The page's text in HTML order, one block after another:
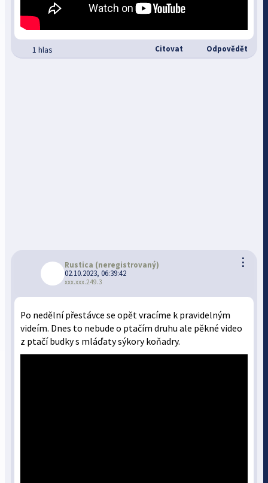
1 hlas Citovat Odpovědět
⋮
Rustica (neregistrovaný)
02.10.2023, 06:39:42
xxx.xxx.249.3
Po nedělní přestávce se opět vracíme k pravidelným
videím. Dnes to nebude o ptačím druhu ale pěkné video
z ptačí budky s mláďaty sýkory koňadry.